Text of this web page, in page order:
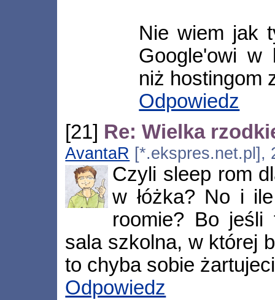
Nie wiem jak
Google'owi w
niż hostingom
Odpowiedz
[21] Re: Wielka
AvantaR [*.ekspres.net.pl],
Czyli sleep rom
w łóżka? No i
roomie? Bo jeśli
sala szkolna, w której
to chyba sobie
Odpowiedz